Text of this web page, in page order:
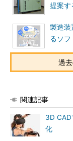
提案す
製造装
るソフ
過
関連記事
3D
化